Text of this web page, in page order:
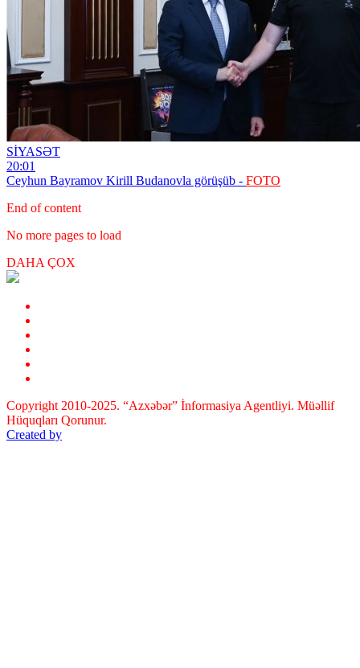
SİYASƏT
20:01
Ceyhun Bayramov Kirill Budanovla görüşüb - FOTO
End of content
No more pages to load
DAHA ÇOX
Copyright 2010-2025. “Azxəbər” İnformasiya Agentliyi. Müəllif
Hüquqları Qorunur.
Created by